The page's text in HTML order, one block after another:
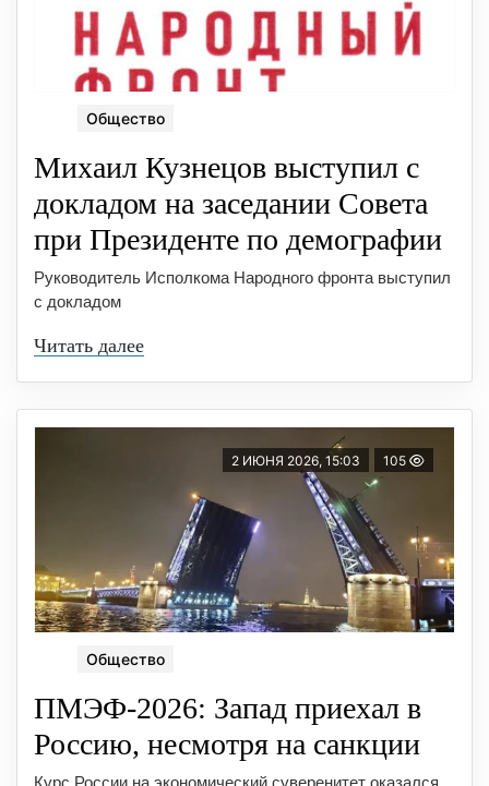
Общество
Михаил Кузнецов выступил с
докладом на заседании Совета
при Президенте по демографии
Руководитель Исполкома Народного фронта выступил
с докладом
Читать далее
2 ИЮНЯ 2026, 15:03 105
Общество
ПМЭФ-2026: Запад приехал в
Россию, несмотря на санкции
Курс России на экономический суверенитет оказался